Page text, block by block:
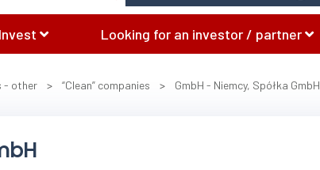
Looking for an investor / partner
- other > “Clean” companies > GmbH - Niemcy, Spółka GmbH